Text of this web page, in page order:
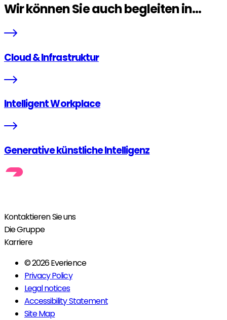
Wir können Sie auch begleiten in...
Cloud & Infrastruktur
Intelligent Workplace
Generative künstliche Intelligenz
Kontaktieren Sie uns
Die Gruppe
Karriere
© 2026 Everience
Privacy Policy
Legal notices
Accessibility Statement
Site Map